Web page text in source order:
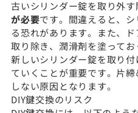
古いシリンダー錠を取り外す
が必要です。間違えると、
る恐れがあります。また、
取り除き、潤滑剤を塗ってお
新しいシリンダー錠を取り
ていくことが重要です。片
しない原因となります。
DIY鍵交換のリスク